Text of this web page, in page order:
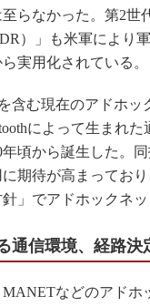
らなかった。第2世
）」も米軍により
実用化されている。
む現在のアドホッ
によって生まれ
年頃から誕生した。
に期待が高まってお
」でアドホックネ
通信環境、経路
などのアドホ